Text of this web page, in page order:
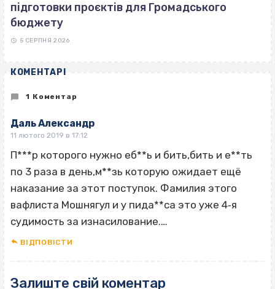
підготовки проєктів для Громадського
бюджету
5 СЕРПНЯ 2026
КОМЕНТАРІ
1 Коментар
Даль Александр
11 лютого 2019 в 17:12
П***р которого нужно еб**ь и бить,бить и е**ть
по 3 раза в день,м**зь которую ожидает ещё
наказание за этот поступок. Фамилия этого
вафлиста Мошнягул и у пида**са это уже 4‐я
судимость за изнасилование.…
ВІДПОВІCТИ
Залиште свій коментар